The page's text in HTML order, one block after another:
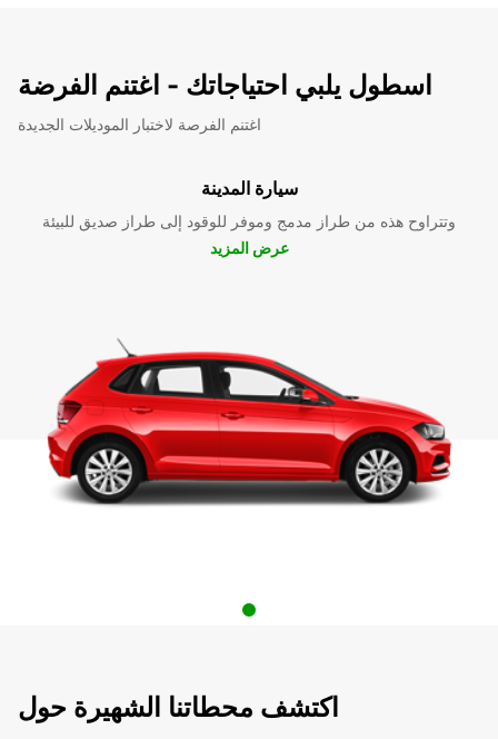
اسطول يلبي احتياجاتك - اغتنم الفرضة
اغتنم الفرصة لاختبار الموديلات الجديدة
سيارة المدينة
وتتراوح هذه من طراز مدمج وموفر للوقود إلى طراز صديق للبيئة
عرض المزيد
اكتشف محطاتنا الشهيرة حول